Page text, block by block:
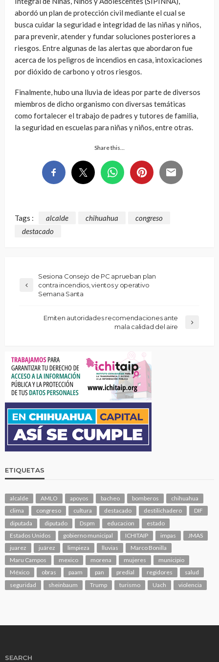
abordó un plan de protección civil mediante el cual se
busca cuidar la seguridad e integridad de las niñas y niños,
para prevenir, atender y fundar soluciones posteriores a
riesgos. Entre algunas de las alertas que abordaron fue
acerca de los peligros de incendios en casa, intoxicaciones
por dióxido de carbono y otros riesgos.
Finalmente, hubo una lluvia de ideas por parte de diversos
miembros de dicho organismo con diversas temáticas
como fortalecer el trabajo de padres y tutores de familia,
la seguridad en escuelas para niñas y niños, entre otras.
Share this…
Tags : alcalde chihuahua
congreso
destacado
Sesiona Consejo de PC aprueban plan
contra incendios, vientos y operativo
Semana Santa
Emiten autoridades recomendaciones ante
mala calidad del aire
ETIQUETAS
alcalde AMLO apoyos bacheo bomberos
chihuahua
clima
congreso cultura destacado destilichadero
DIF
diputada
diputado Dspm educacion
estado
Estados Unidos
gobierno municipal ICHITAIP impas
JMAS
juarez
juárez limpieza lluvias
Marco Bonilla
Maru Campos
mexico morena mujeres
municipio
México
obras paam pan predial regidores
salud
seguridad
sheinbaum Trump turismo Uach violencia
SEARCH